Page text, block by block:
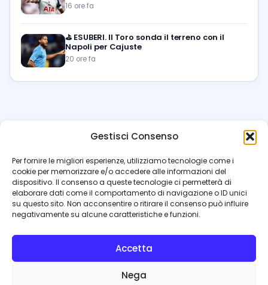
Gestisci Consenso
Per fornire le migliori esperienze, utilizziamo tecnologie come i
cookie per memorizzare e/o accedere alle informazioni del
dispositivo. Il consenso a queste tecnologie ci permetterà di
elaborare dati come il comportamento di navigazione o ID unici
su questo sito. Non acconsentire o ritirare il consenso può influire
negativamente su alcune caratteristiche e funzioni.
Accetta
Nega
16 ore fa
⛳ ESUBERI. Il Toro sonda il terreno con il
Napoli per Cajuste
20 ore fa
azzurrissimo.it
Il blog di riferimento per i tifosi del Napoli. News, interviste,
pagelle e calciomercato. Testata giornalistica registrata
al Tribunale di Napoli (n. 48 dell’08/10/2012). Direttore Luca
Perillo
INFO
Contattaci